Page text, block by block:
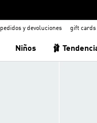
pedidos y devoluciones gift cards
Niños 🩰